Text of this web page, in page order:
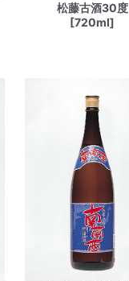
松藤古酒30度
[720ml]